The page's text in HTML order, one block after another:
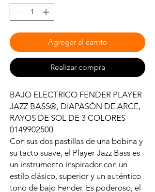
Agregar al carrito
Realizar compra
BAJO ELECTRICO FENDER PLAYER
JAZZ BASS®, DIAPASÓN DE ARCE,
RAYOS DE SOL DE 3 COLORES
0149902500
Con sus dos pastillas de una bobina y
su tacto suave, el Player Jazz Bass es
un instrumento inspirador con un
estilo clásico, superior y un auténtico
tono de bajo Fender. Es poderoso, el